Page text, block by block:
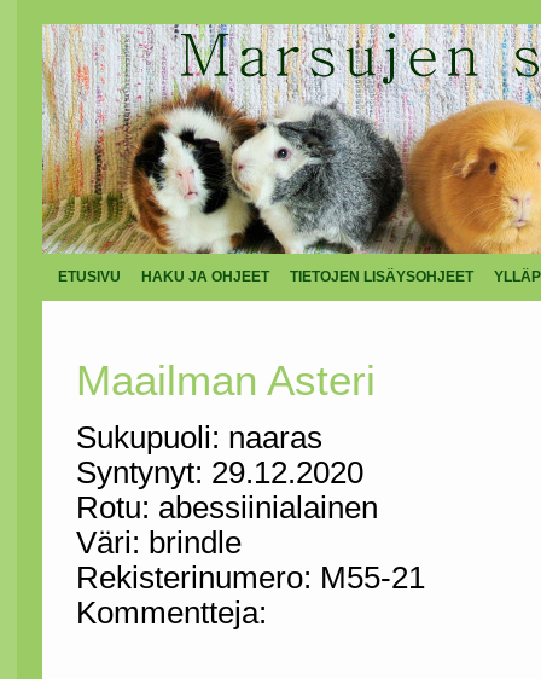
ETUSIVU HAKU JA OHJEET TIETOJEN LISÄYSOHJEET
Maailman Asteri
Sukupuoli: naaras
Syntynyt: 29.12.2020
Rotu: abessiinialainen
Väri: brindle
Rekisterinumero: M55-21
Kommentteja: